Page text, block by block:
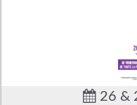
26 &